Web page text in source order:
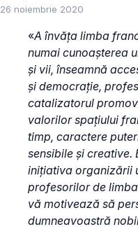
26 noiembrie 2020
«A învăța limba
numai cunoaşterea
şi vii, înseamnă
şi democraţie,
catalizatorul
valorilor spațiului
timp, caractere
sensibile și creative.
inițiativa organizării
profesorilor de
vă motivează să
dumneavoastră